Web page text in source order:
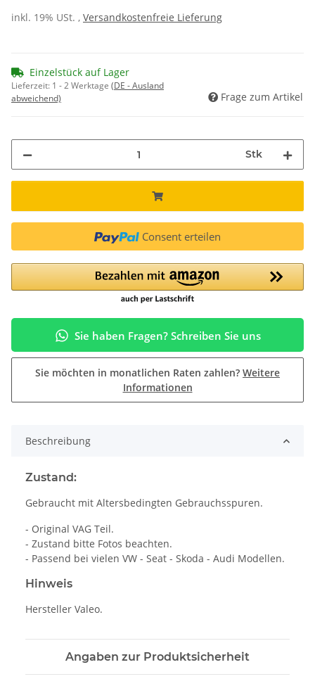
inkl. 19% USt. , Versandkostenfreie Lieferung
Einzelstück auf Lager
Lieferzeit: 1 - 2 Werktage (DE - Ausland
abweichend)
Frage zum Artikel
Stk
Consent erteilen
Sie haben Fragen? Schreiben Sie uns
Sie möchten in monatlichen Raten zahlen? Weitere
Informationen
Beschreibung
Zustand:
Gebraucht mit Altersbedingten Gebrauchsspuren.
- Original VAG Teil.
- Zustand bitte Fotos beachten.
- Passend bei vielen VW - Seat - Skoda - Audi Modellen.
Hinweis
Hersteller Valeo.
Angaben zur Produktsicherheit